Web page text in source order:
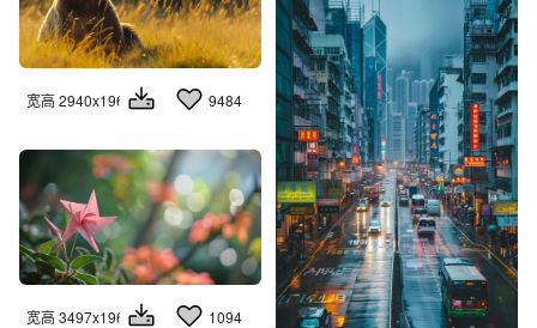
宽高 2940x1960 9484
宽高 3497x1960 1094